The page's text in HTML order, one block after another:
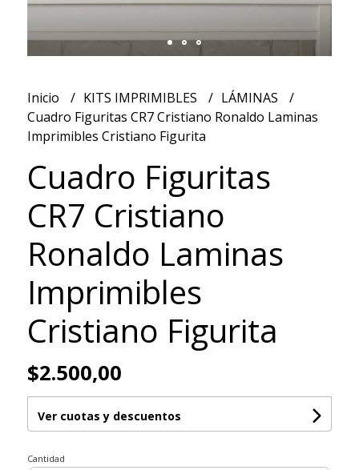
Inicio KITS IMPRIMIBLES
LÁMINAS
Cuadro Figuritas CR7 Cristiano Ronaldo Laminas
Imprimibles Cristiano Figurita
Cuadro Figuritas
CR7 Cristiano
Ronaldo Laminas
Imprimibles
Cristiano Figurita
$2.500,00
Ver cuotas y descuentos
Cantidad